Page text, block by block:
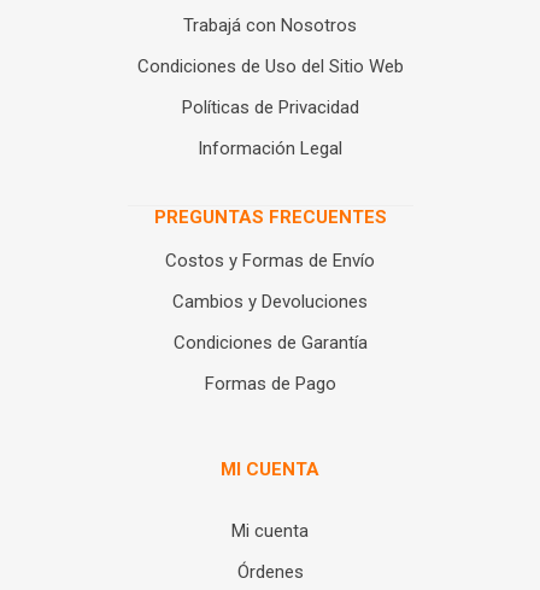
Trabajá con Nosotros
Condiciones de Uso del Sitio Web
Políticas de Privacidad
Información Legal
PREGUNTAS FRECUENTES
Costos y Formas de Envío
Cambios y Devoluciones
Condiciones de Garantía
Formas de Pago
MI CUENTA
Mi cuenta
Órdenes